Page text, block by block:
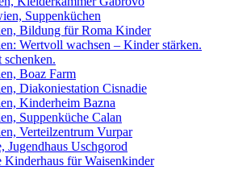
Suppenküchen
Bildung für Roma Kinder
Wertvoll wachsen – Kinder stärken.
Boaz Farm
Diakoniestation Cisnadie
Kinderheim Bazna
Suppenküche Calan
Verteilzentrum Vurpar
Jugendhaus Uschgorod
Kinderhaus für Waisenkinder